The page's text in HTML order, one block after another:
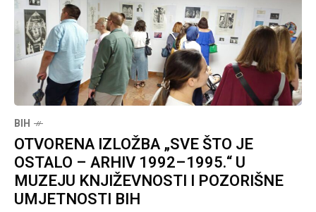
BIH
OTVORENA IZLOŽBA „SVE ŠTO JE
OSTALO – ARHIV 1992–1995.“ U
MUZEJU KNJIŽEVNOSTI I POZORIŠNE
UMJETNOSTI BIH